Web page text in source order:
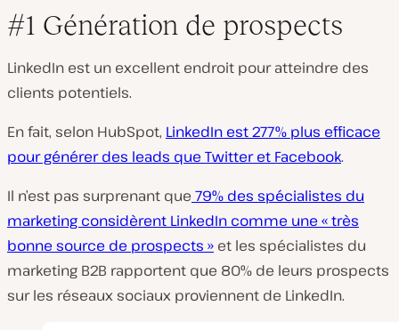
#1 Génération de prospects
LinkedIn est un excellent endroit pour atteindre des
clients potentiels.
En fait, selon HubSpot, LinkedIn est 277% plus efficace
pour générer des leads que Twitter et Facebook.
Il n’est pas surprenant que 79% des spécialistes du
marketing considèrent LinkedIn comme une « très
bonne source de prospects » et les spécialistes du
marketing B2B rapportent que 80% de leurs prospects
sur les réseaux sociaux proviennent de LinkedIn.